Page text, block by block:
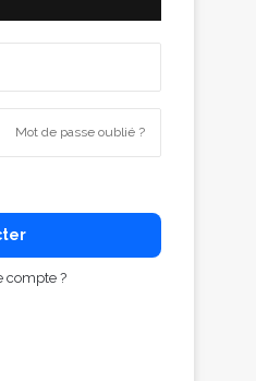
Mot de passe oublié ?
compte ?